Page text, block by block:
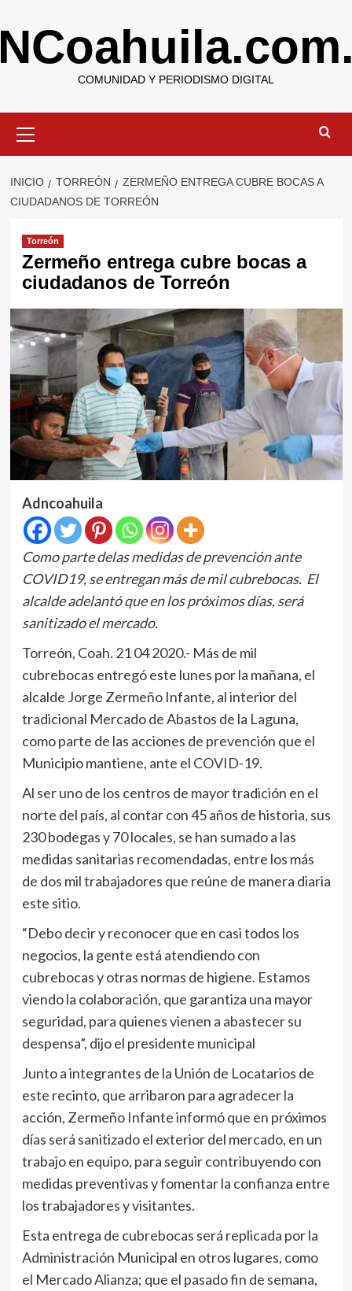
al
contenido
COMUNIDAD Y PERIODISMO DIGITAL
primario
INICIO TORREÓN
ZERMEÑO ENTREGA CUBRE BOCAS A
CIUDADANOS DE TORREÓN
Torreón
Zermeño entrega cubre bocas a
ciudadanos de Torreón
Adncoahuila
Como parte delas medidas de prevención ante
COVID19, se entregan más de mil cubrebocas. El
alcalde adelantó que en los próximos días, será
sanitizado el mercado.
Torreón, Coah. 21 04 2020.- Más de mil
cubrebocas entregó este lunes por la mañana, el
alcalde Jorge Zermeño Infante, al interior del
tradicional Mercado de Abastos de la Laguna,
como parte de las acciones de prevención que el
Municipio mantiene, ante el COVID-19.
Al ser uno de los centros de mayor tradición en el
norte del país, al contar con 45 años de historia, sus
230 bodegas y 70 locales, se han sumado a las
medidas sanitarias recomendadas, entre los más
de dos mil trabajadores que reúne de manera diaria
este sitio.
“Debo decir y reconocer que en casi todos los
negocios, la gente está atendiendo con
cubrebocas y otras normas de higiene. Estamos
viendo la colaboración, que garantiza una mayor
seguridad, para quienes vienen a abastecer su
despensa”, dijo el presidente municipal
Junto a integrantes de la Unión de Locatarios de
este recinto, que arribaron para agradecer la
acción, Zermeño Infante informó que en próximos
días será sanitizado el exterior del mercado, en un
trabajo en equipo, para seguir contribuyendo con
medidas preventivas y fomentar la confianza entre
los trabajadores y visitantes.
Esta entrega de cubrebocas será replicada por la
Administración Municipal en otros lugares, como
el Mercado Alianza; que el pasado fin de semana,